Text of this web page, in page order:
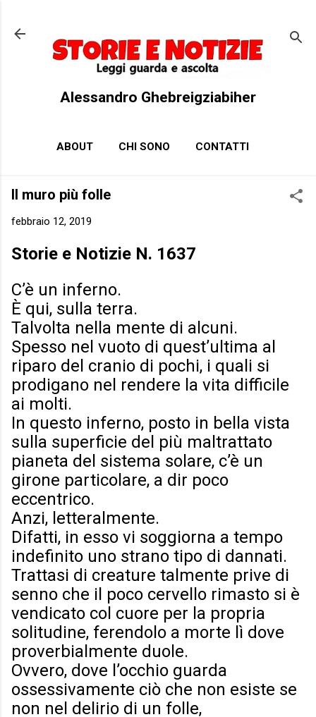
Alessandro Ghebreigziabiher
ABOUT CHI SONO CONTATTI
Il muro più folle
febbraio 12, 2019
Storie e Notizie N. 1637
C’è un inferno.
È qui, sulla terra.
Talvolta nella mente di alcuni.
Spesso nel vuoto di quest’ultima al
riparo del cranio di pochi, i quali si
prodigano nel rendere la vita difficile
ai molti.
In questo inferno, posto in bella vista
sulla superficie del più maltrattato
pianeta del sistema solare, c’è un
girone particolare, a dir poco
eccentrico.
Anzi, letteralmente.
Difatti, in esso vi soggiorna a tempo
indefinito uno strano tipo di dannati.
Trattasi di creature talmente prive di
senno che il poco cervello rimasto si è
vendicato col cuore per la propria
solitudine, ferendolo a morte lì dove
proverbialmente duole.
Ovvero, dove l’occhio guarda
ossessivamente ciò che non esiste se
non nel delirio di un folle,